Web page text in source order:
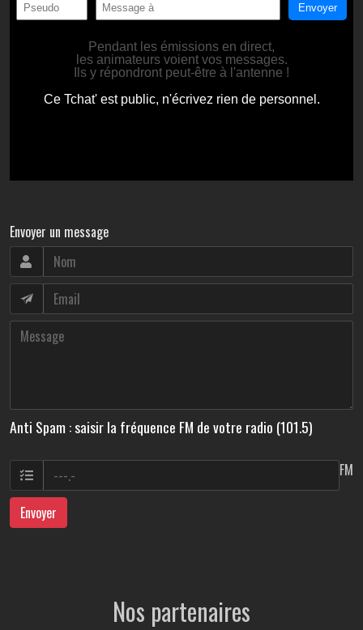
Envoyer un message
Anti Spam : saisir la fréquence FM de votre radio (101.5)
FM
Envoyer
Nos partenaires